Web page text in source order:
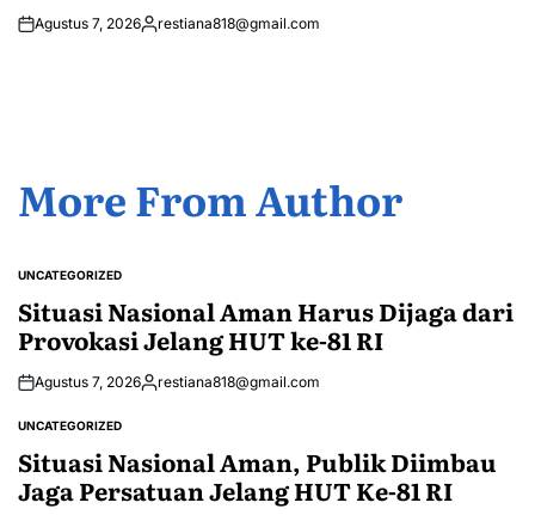
Agustus 7, 2026Posted
restiana818@gmail.com
More From Author
POSTED
UNCATEGORIZED
Situasi Nasional Aman Harus Dijaga dari
Provokasi Jelang HUT ke-81 RI
Agustus 7, 2026Posted
restiana818@gmail.com
POSTED
UNCATEGORIZED
Situasi Nasional Aman, Publik Diimbau
Jaga Persatuan Jelang HUT Ke-81 RI